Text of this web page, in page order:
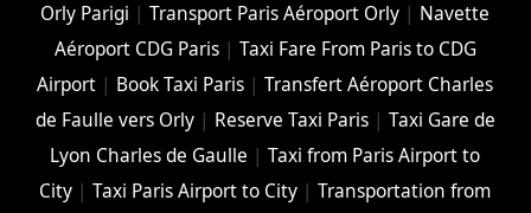
Orly Parigi |Transport Paris Aéroport Orly | Navette
Aéroport CDG Paris| Taxi Fare From Paris to CDG
Airport | Book Taxi Paris |Transfert Aéroport Charles
de Faulle vers Orly| Reserve Taxi Paris| Taxi Gare de
Lyon Charles de Gaulle |Taxi from Paris Airport to
City |Taxi Paris Airport to City |Transportation from